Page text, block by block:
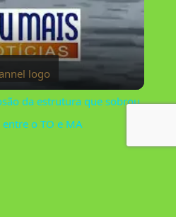
y
V
i da estrutura que sobrou
o TO e MA